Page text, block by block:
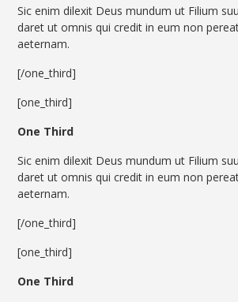
Sic enim dilexit Deus mundum ut Filium
daret ut omnis qui credit in eum non
aeternam.
[/one_third]
[one_third]
One Third
Sic enim dilexit Deus mundum ut Filium
daret ut omnis qui credit in eum non
aeternam.
[/one_third]
[one_third]
One Third